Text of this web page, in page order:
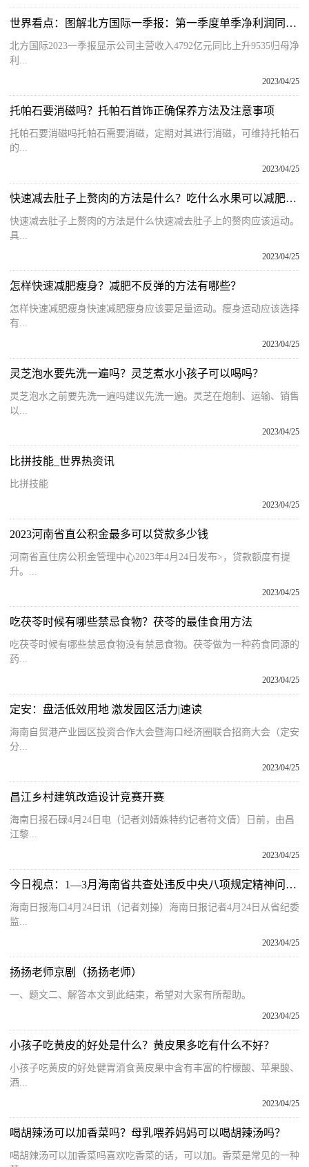
世界看点：图解北方国际一季报：第一季度单季净利润同比增84.87%
北方国际2023一季报显示公司主营收入4792亿元同比上升9535归母净
利...
2023/04/25
托帕石要消磁吗？托帕石首饰正确保养方法及注意事项
托帕石要消磁吗托帕石需要消磁，定期对其进行消磁，可维持托帕石
的...
2023/04/25
快速减去肚子上赘肉的方法是什么？吃什么水果可以减肥瘦肚子？
快速减去肚子上赘肉的方法是什么快速减去肚子上的赘肉应该运动。
具...
2023/04/25
怎样快速减肥瘦身？减肥不反弹的方法有哪些？
怎样快速减肥瘦身快速减肥瘦身应该要足量运动。瘦身运动应该选择
有...
2023/04/25
灵芝泡水要先洗一遍吗？灵芝煮水小孩子可以喝吗？
灵芝泡水之前要先洗一遍吗建议先洗一遍。灵芝在炮制、运输、销售
以...
2023/04/25
比拼技能_世界热资讯
比拼技能
2023/04/25
2023河南省直公积金最多可以贷款多少钱
河南省直住房公积金管理中心2023年4月24日发布>，贷款额度有提
升。...
2023/04/25
吃茯苓时候有哪些禁忌食物？茯苓的最佳食用方法
吃茯苓时候有哪些禁忌食物没有禁忌食物。茯苓做为一种药食同源的
药...
2023/04/25
定安：盘活低效用地 激发园区活力|速读
海南自贸港产业园区投资合作大会暨海口经济圈联合招商大会（定安
分...
2023/04/25
昌江乡村建筑改造设计竞赛开赛
海南日报石碌4月24日电（记者刘婧姝特约记者符文倩）日前，由昌
江黎...
2023/04/25
今日视点：1—3月海南省共查处违反中央八项规定精神问题267起
海南日报海口4月24日讯（记者刘操）海南日报记者4月24日从省纪委
监...
2023/04/25
扬扬老师京剧（扬扬老师）
一、题文二、解答本文到此结束，希望对大家有所帮助。
2023/04/25
小孩子吃黄皮的好处是什么？黄皮果多吃有什么不好？
小孩子吃黄皮的好处健胃消食黄皮果中含有丰富的柠檬酸、苹果酸、
酒...
2023/04/25
喝胡辣汤可以加香菜吗？母乳喂养妈妈可以喝胡辣汤吗？
喝胡辣汤可以加香菜吗喜欢吃香菜的话，可以加。香菜是常见的一种